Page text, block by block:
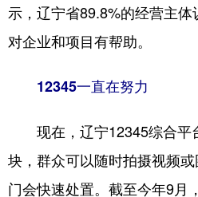
示，辽宁省89.8%的经营主
对企业和项目有帮助。
12345一直在努力
现在，辽宁12345综合平
块，群众可以随时拍摄视频
门会快速处置。截至今年9月